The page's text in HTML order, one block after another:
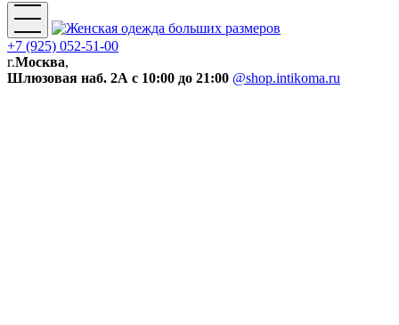
+7 (925) 052-51-00
г.Москва,
Шлюзовая наб. 2А с 10:00 до 21:00 @shop.intikoma.ru